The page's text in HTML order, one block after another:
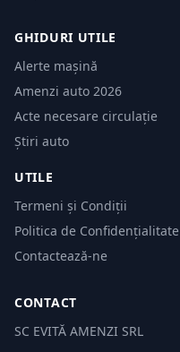
GHIDURI UTILE
Alerte mașină
Amenzi auto 2026
Acte necesare circulație
Știri auto
UTILE
Termeni și Condiții
Politica de Confidențialitate
Contactează-ne
CONTACT
SC EVITĂ AMENZI SRL